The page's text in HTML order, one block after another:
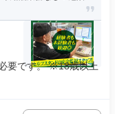
要です。 ※18歳以上